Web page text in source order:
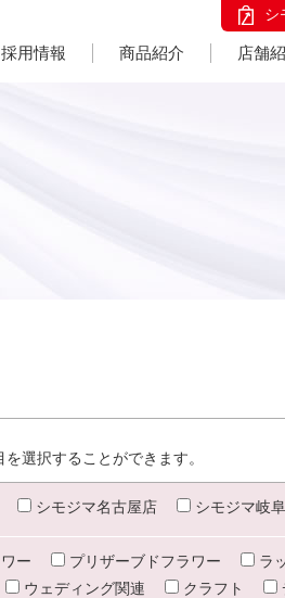
シ
採用情報 商品紹介 店舗
選択することができます。
シモジマ名古屋店 シモジマ岐
ー プリザーブドフラワー ラ
ウェディング関連 クラフト